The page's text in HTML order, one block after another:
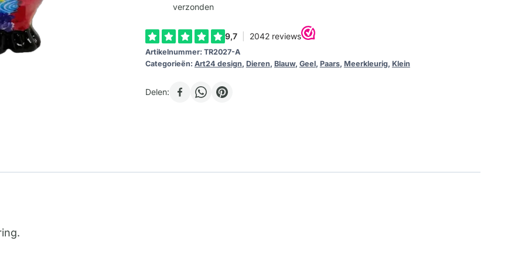
verzonden
Artikelnummer: TR2027-A
Categorieën: Art24 design, Dieren, Blauw, Geel, Paars, Meerkleurig, Klein
Delen: